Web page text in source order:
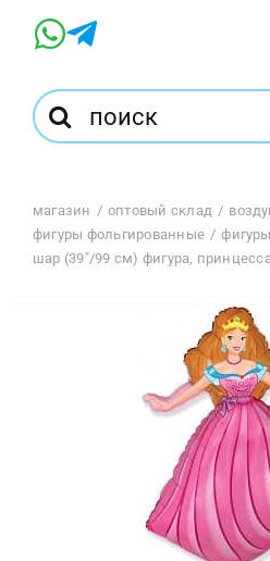
Результат
поиска:
Магазин
Оптовый Магазин
магазин оптовый склад
фигуры фольгированные
шар (39″/99 см) фигура,